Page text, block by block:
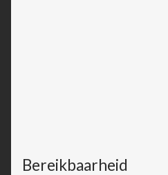
Bereikbaarheid